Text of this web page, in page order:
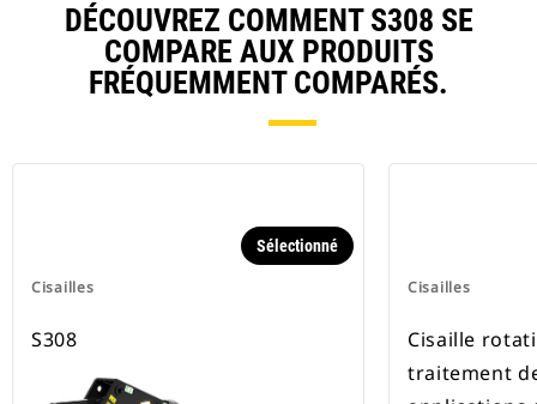
DÉCOUVREZ COMMENT S308 SE
COMPARE AUX PRODUITS
FRÉQUEMMENT COMPARÉS.
Cisailles
Sélectionné
S308
Cisailles
Cisaille
traitement